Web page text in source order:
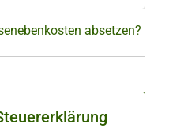
absetzen?